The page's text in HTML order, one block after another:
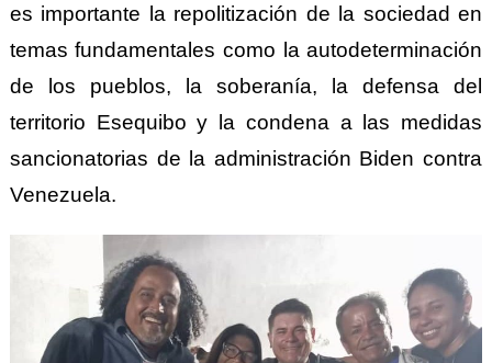
es importante la repolitización de la sociedad en
temas fundamentales como la autodeterminación
de los pueblos, la soberanía, la defensa del
territorio Esequibo y la condena a las medidas
sancionatorias de la administración Biden contra
Venezuela.